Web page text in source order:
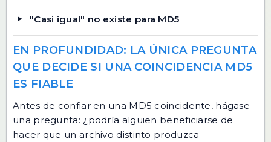
"Casi igual" no existe para MD5
EN PROFUNDIDAD: LA ÚNICA PREGUNTA
QUE DECIDE SI UNA COINCIDENCIA MD5
ES FIABLE
Antes de confiar en una MD5 coincidente, hágase
una pregunta: ¿podría alguien beneficiarse de
hacer que un archivo distinto produzca